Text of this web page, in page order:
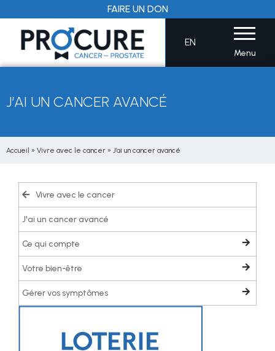
au
contenu
FAIRE UN DON
EN
Menu
J’AI UN CANCER AVANCÉ
Accueil » Vivre avec le cancer » J’ai un cancer avancé
Vivre avec le cancer
J'ai un cancer avancé
Ce qui compte
Votre bien-être
Gérer vos symptômes